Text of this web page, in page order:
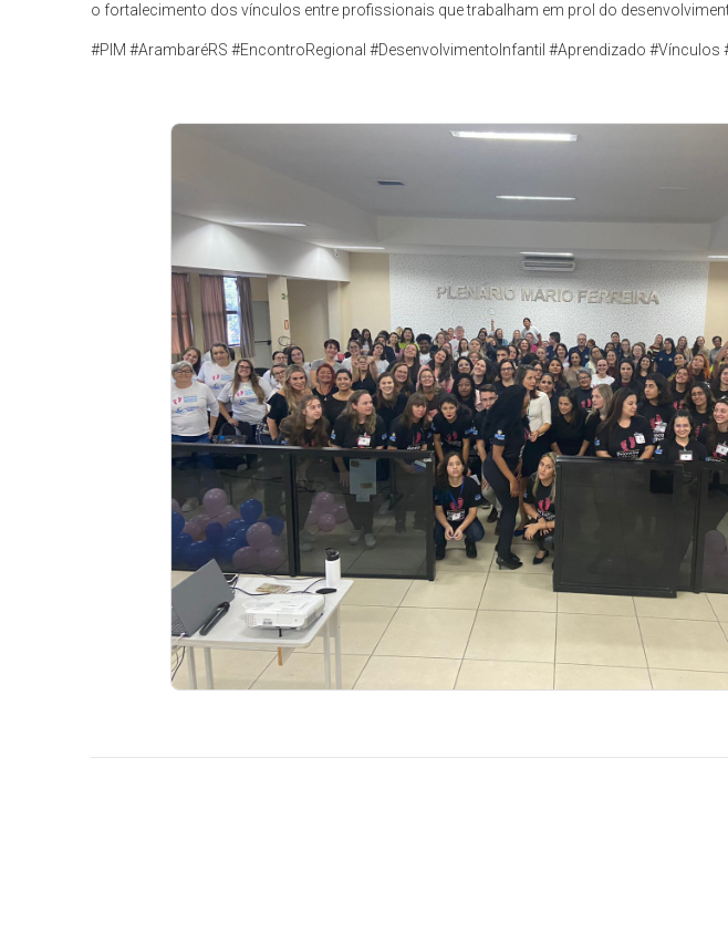
o fortalecimento dos vínculos entre profissionais que trabalham em prol do
#PIM #ArambaréRS #EncontroRegional #DesenvolvimentoInfantil #Aprendizado #Vínculos